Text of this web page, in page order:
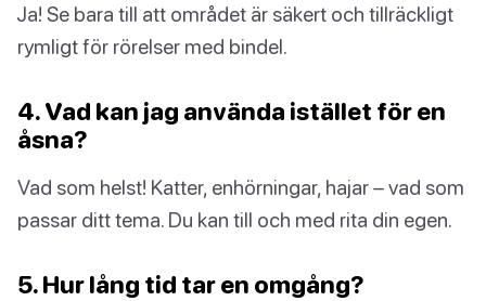
Ja! Se bara till att området är säkert och tillräckligt
rymligt för rörelser med bindel.
4. Vad kan jag använda istället för en
åsna?
Vad som helst! Katter, enhörningar, hajar – vad som
passar ditt tema. Du kan till och med rita din egen.
5. Hur lång tid tar en omgång?